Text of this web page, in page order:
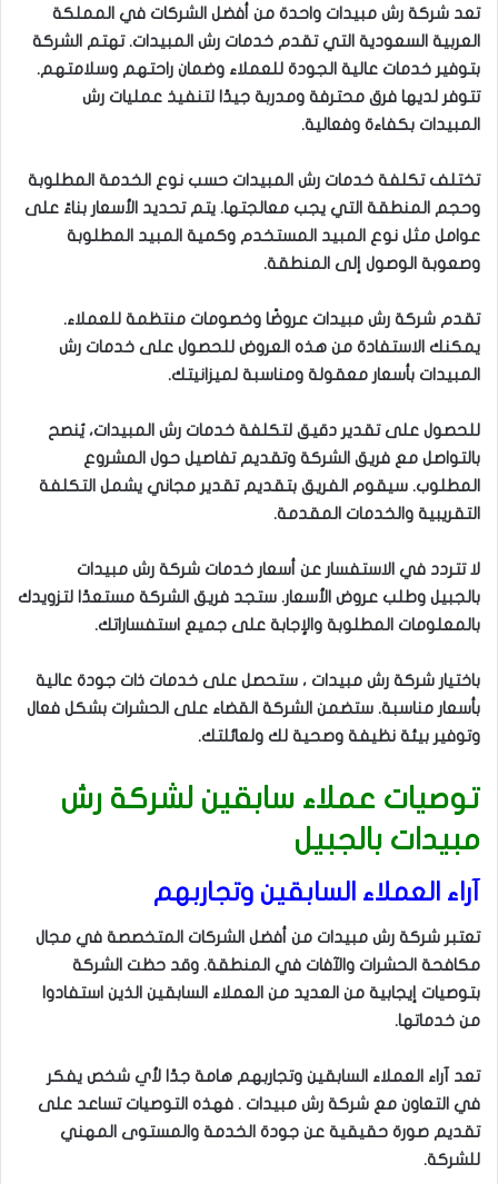
تعد شركة رش مبيدات واحدة من أفضل الشركات في المملكة
العربية السعودية التي تقدم خدمات رش المبيدات. تهتم الشركة
بتوفير خدمات عالية الجودة للعملاء وضمان راحتهم وسلامتهم.
تتوفر لديها فرق محترفة ومدربة جيدًا لتنفيذ عمليات رش
المبيدات بكفاءة وفعالية.
تختلف تكلفة خدمات رش المبيدات حسب نوع الخدمة المطلوبة
وحجم المنطقة التي يجب معالجتها. يتم تحديد الأسعار بناءً على
عوامل مثل نوع المبيد المستخدم وكمية المبيد المطلوبة
وصعوبة الوصول إلى المنطقة.
تقدم شركة رش مبيدات عروضًا وخصومات منتظمة للعملاء.
يمكنك الاستفادة من هذه العروض للحصول على خدمات رش
المبيدات بأسعار معقولة ومناسبة لميزانيتك.
للحصول على تقدير دقيق لتكلفة خدمات رش المبيدات، يُنصح
بالتواصل مع فريق الشركة وتقديم تفاصيل حول المشروع
المطلوب. سيقوم الفريق بتقديم تقدير مجاني يشمل التكلفة
التقريبية والخدمات المقدمة.
لا تتردد في الاستفسار عن أسعار خدمات شركة رش مبيدات
بالجبيل وطلب عروض الأسعار. ستجد فريق الشركة مستعدًا لتزويدك
بالمعلومات المطلوبة والإجابة على جميع استفساراتك.
باختيار شركة رش مبيدات ، ستحصل على خدمات ذات جودة عالية
بأسعار مناسبة. ستضمن الشركة القضاء على الحشرات بشكل فعال
وتوفير بيئة نظيفة وصحية لك ولعائلتك.
توصيات عملاء سابقين لشركة رش
مبيدات بالجبيل
آراء العملاء السابقين وتجاربهم
تعتبر شركة رش مبيدات من أفضل الشركات المتخصصة في مجال
مكافحة الحشرات والآفات في المنطقة. وقد حظت الشركة
بتوصيات إيجابية من العديد من العملاء السابقين الذين استفادوا
من خدماتها.
تعد آراء العملاء السابقين وتجاربهم هامة جدًا لأي شخص يفكر
في التعاون مع شركة رش مبيدات . فهذه التوصيات تساعد على
تقديم صورة حقيقية عن جودة الخدمة والمستوى المهني
للشركة.